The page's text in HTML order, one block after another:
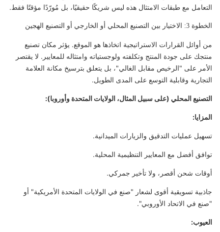
التعامل مع طبقات الامتثال هذه ليس شريكًا حقيقيًا، بل مُورّدًا مؤقتًا فقط.
الخطوة 3: الاختيار بين التصنيع المحلي أو الخارجي أو التصنيع الهجين
من أوائل القرارات الاستراتيجية اتخاذها هو الموقع. يؤثر مكان تصنيع
منتجك على جودة المنتج وتكلفته ولوجستياته وامتثاله للمعايير. لا يقتصر
الأمر على "الرخيص مقابل الغالي"، بل يتعلق بترسيخ مكانة العلامة
التجارية وقابلية التوسع على المدى الطويل.
التصنيع المحلي (على سبيل المثال، الولايات المتحدة وأوروبا):
المزايا:
تسهيل عمليات التدقيق والزيارات الميدانية.
توافق أفضل مع المعايير التنظيمية المحلية.
أوقات شحن أقصر، ولا تأخير جمركي.
جاذبية تسويقية أقوى لشعار "صنع في الولايات المتحدة الأمريكية" أو
"صنع في الاتحاد الأوروبي".
العيوب: